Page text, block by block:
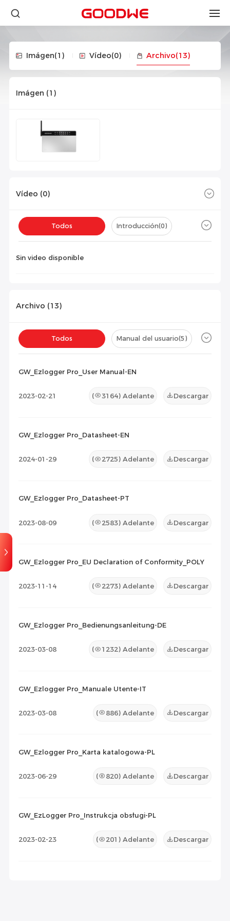
Imágen(1) Vídeo(0) Archivo(13)
Imágen (1 )
Vídeo (0)
Todos Introducción(0)
Sin video disponible
Archivo (13)
Todos Manual del usuario(5)
GW_Ezlogger Pro_User Manual-EN
2023-02-21 ( 3164) Adelante Descargar
GW_Ezlogger Pro_Datasheet-EN
2024-01-29 ( 2725) Adelante Descargar
GW_Ezlogger Pro_Datasheet-PT
2023-08-09 ( 2583) Adelante Descargar
GW_Ezlogger Pro_EU Declaration of Conformity_POLY
2023-11-14 ( 2273) Adelante Descargar
GW_Ezlogger Pro_Bedienungsanleitung-DE
2023-03-08 ( 1232) Adelante Descargar
GW_Ezlogger Pro_Manuale Utente-IT
2023-03-08 ( 886) Adelante Descargar
GW_Ezlogger Pro_Karta katalogowa-PL
2023-06-29 ( 820) Adelante Descargar
GW_EzLogger Pro_Instrukcja obsługi-PL
2023-02-23 ( 201 ) Adelante Descargar